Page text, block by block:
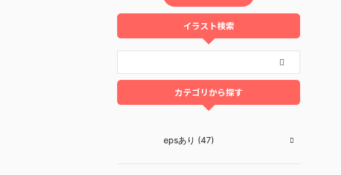
イラスト検索
カテゴリから探す
epsあり (47)